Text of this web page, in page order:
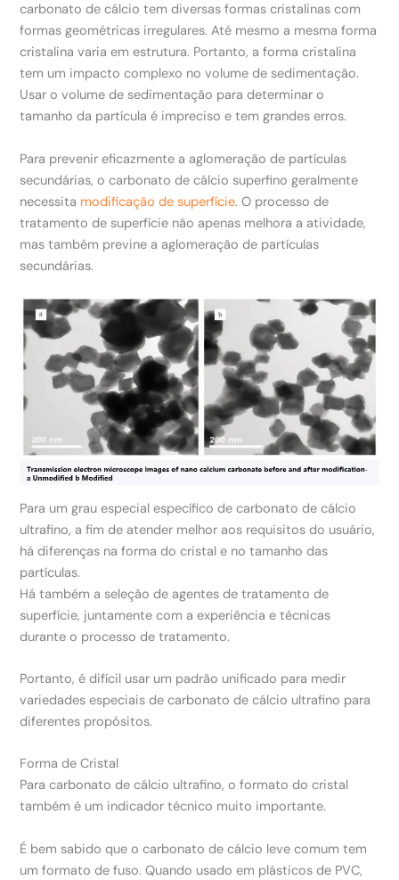
carbonato de cálcio tem diversas formas cristalinas com
formas geométricas irregulares. Até mesmo a mesma forma
cristalina varia em estrutura. Portanto, a forma cristalina
tem um impacto complexo no volume de sedimentação.
Usar o volume de sedimentação para determinar o
tamanho da partícula é impreciso e tem grandes erros.
Para prevenir eficazmente a aglomeração de partículas
secundárias, o carbonato de cálcio superfino geralmente
necessita modificação de superfície. O processo de
tratamento de superfície não apenas melhora a atividade,
mas também previne a aglomeração de partículas
secundárias.
Para um grau especial específico de carbonato de cálcio
ultrafino, a fim de atender melhor aos requisitos do usuário,
há diferenças na forma do cristal e no tamanho das
partículas.
Há também a seleção de agentes de tratamento de
superfície, juntamente com a experiência e técnicas
durante o processo de tratamento.
Portanto, é difícil usar um padrão unificado para medir
variedades especiais de carbonato de cálcio ultrafino para
diferentes propósitos.
Forma de Cristal
Para carbonato de cálcio ultrafino, o formato do cristal
também é um indicador técnico muito importante.
É bem sabido que o carbonato de cálcio leve comum tem
um formato de fuso. Quando usado em plásticos de PVC,